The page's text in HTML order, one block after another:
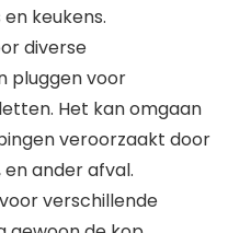
keukens.
diverse
pluggen voor
Het kan omgaan
veroorzaakt door
ander afval.
verschillende